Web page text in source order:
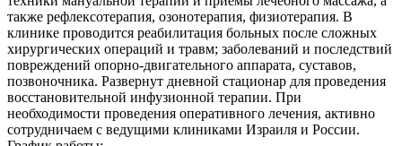
также рефлексотерапия, озонотерапия, физиотерапия. В
клинике проводится реабилитация больных после сложных
хирургических операций и травм; заболеваний и последствий
повреждений опорно-двигательного аппарата, суставов,
позвоночника. Развернут дневной стационар для проведения
восстановительной инфузионной терапии. При
необходимости проведения оперативного лечения, активно
сотрудничаем с ведущими клиниками Израиля и России.